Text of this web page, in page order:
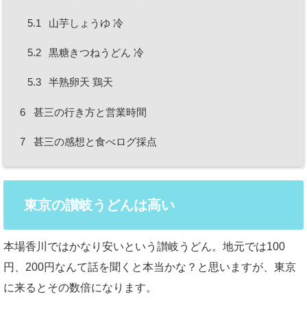
5.1 山芋しょうゆ 冷
5.2 黒糖きつねうどん 冷
5.3 半熟卵天 鶏天
6 甚三の行き方と営業時間
7 甚三の感想と食べログ採点
東京の讃岐うどんは高い
本場香川ではかなり安いという讃岐うどん。地元では100
円、200円なんて話を聞くと本当かな？と思いますが、東京
に来るとその数倍になります。